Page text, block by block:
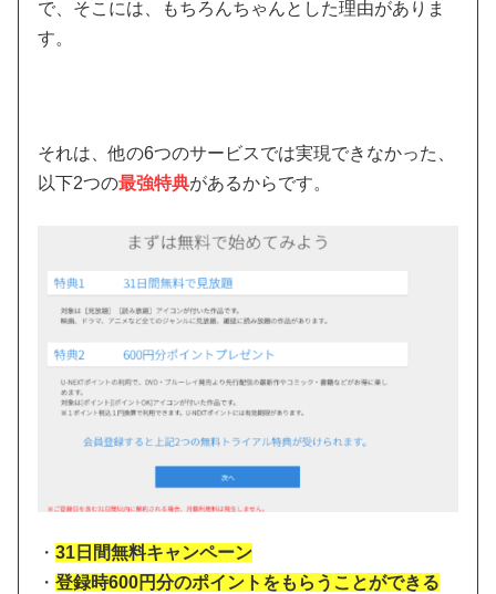
で、そこには、もちろんちゃんとした理由がありま
す。
それは、他の6つのサービスでは実現できなかった、
以下2つの最強特典があるからです。
・31日間無料キャンペーン
・登録時600円分のポイントをもらうことができる